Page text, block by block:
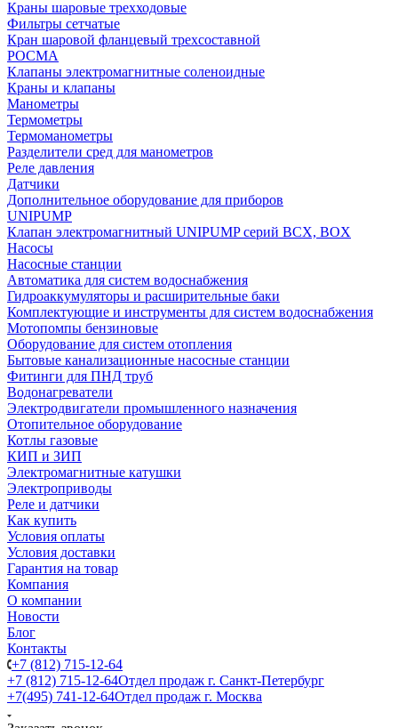
Краны шаровые трехходовые
Фильтры сетчатые
Кран шаровой фланцевый трехсоставной
РОСМА
Клапаны электромагнитные соленоидные
Краны и клапаны
Манометры
Термометры
Термоманометры
Разделители сред для манометров
Реле давления
Датчики
Дополнительное оборудование для приборов
UNIPUMP
Клапан электромагнитный UNIPUMP серий BCX, BOX
Насосы
Насосные станции
Автоматика для систем водоснабжения
Гидроаккумуляторы и расширительные баки
Комплектующие и инструменты для систем водоснабжения
Мотопомпы бензиновые
Оборудование для систем отопления
Бытовые канализационные насосные станции
Фитинги для ПНД труб
Водонагреватели
Электродвигатели промышленного назначения
Отопительное оборудование
Котлы газовые
КИП и ЗИП
Электромагнитные катушки
Электроприводы
Реле и датчики
Как купить
Условия оплаты
Условия доставки
Гарантия на товар
Компания
О компании
Новости
Блог
Контакты
+7 (812) 715-12-64
+7 (812) 715-12-64Отдел продаж г. Санкт-Петербург
+7(495) 741-12-64Отдел продаж г. Москва